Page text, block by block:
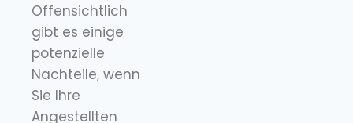
Offensichtlich
gibt es einige
potenzielle
Nachteile, wenn
Sie Ihre
Angestellten